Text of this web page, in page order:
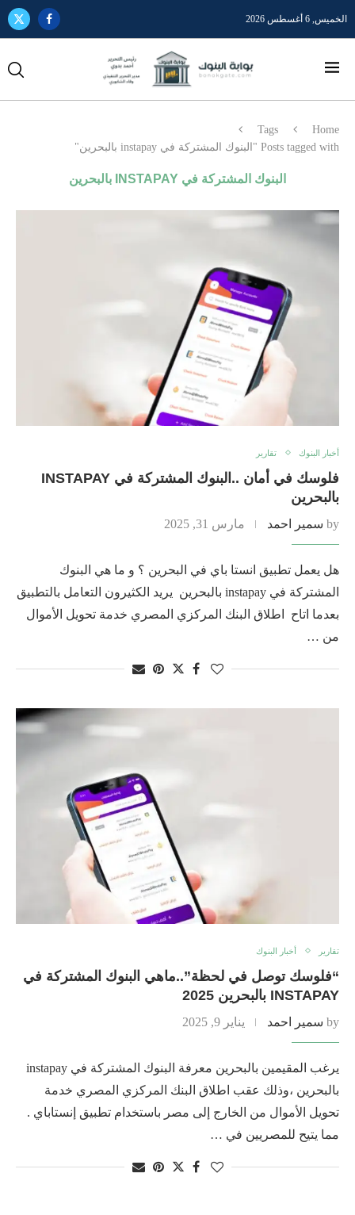
الخميس, 6 أغسطس 2026
Home
Tags
Posts tagged with "البنوك المشتركة في instapay بالبحرين"
البنوك المشتركة في INSTAPAY بالبحرين
أخبار البنوك تقارير
فلوسك في أمان ..البنوك المشتركة في INSTAPAY
بالبحرين
by سمير احمد مارس 31, 2025
هل يعمل تطبيق انستا باي في البحرين ؟ و ما هي البنوك
المشتركة في instapay بالبحرين يريد الكثيرون التعامل بالتطبيق
بعدما اتاح اطلاق البنك المركزي المصري خدمة تحويل الأموال
من …
تقارير أخبار البنوك
“فلوسك توصل في لحظة”..ماهي البنوك المشتركة في
INSTAPAY بالبحرين 2025
by سمير احمد يناير 9, 2025
يرغب المقيمين بالبحرين معرفة البنوك المشتركة في instapay
بالبحرين ،وذلك عقب اطلاق البنك المركزي المصري خدمة
تحويل الأموال من الخارج إلى مصر باستخدام تطبيق إنستاباي .
مما يتيح للمصريين في …